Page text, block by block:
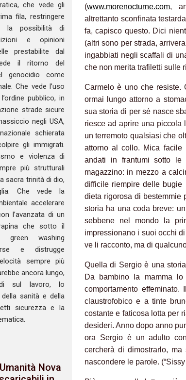
(www.morenocturne.com,
altrettanto sconfinata
fa, capisco questo. Dici
(altri sono per strada,
ingabbiati negli scaffali di
che non merita trafiletti sulle
Carmelo è uno che resiste.
ormai lungo attorno a
sua storia di per sé nasce
riesce ad aprire una piccola
un terremoto qualsiasi che
attorno al collo. Mica facile
andati in frantumi sotto le
magazzino: in mezzo a
difficile riempire delle
dieta rigorosa di bestemmie
storia ha una coda breve:
sebbene nel mondo la
impressionano i suoi occhi
ve li racconto, ma di
Quella di Sergio è una
Da bambino la mamma
comportamento
claustrofobico e a tinte
costante e faticosa lotta per
desideri. Anno dopo anno
ora Sergio è un adulto
cercherà di dimostrarlo,
nascondere le parole.
che vede gli
fila, restringere
la possibilità di
e opinioni
prestabilite dal
il ritorno del
genocidio come
Che vede l’uso
pubblico, in
strade sicure
negli USA,
schierata
gli immigrati.
e violenza di
più strutturali
sacra trinità di dio,
Che vede la
accelerare
l’avanzata di un
che sotto il
green washing
e distrugge
sempre più
ancora lungo,
sul lavoro, lo
sanità e della
sicurezza e la
Nova